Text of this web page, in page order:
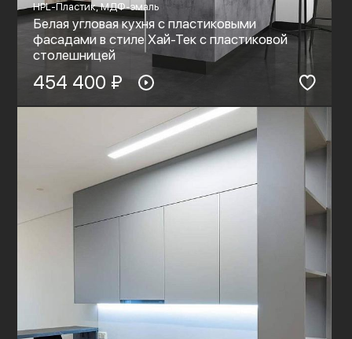
HPL-Пластик, МДФ-эмаль
Белая угловая кухня с пластиковыми
фасадами в стиле Хай-Тек с пластиковой
столешницей
454 400 ₽